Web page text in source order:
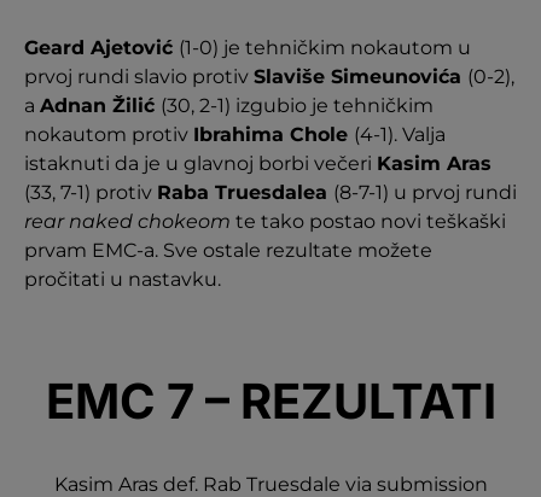
Geard Ajetović (1-0) je tehničkim nokautom u
prvoj rundi slavio protiv Slaviše Simeunovića (0-2),
a Adnan Žilić (30, 2-1) izgubio je tehničkim
nokautom protiv Ibrahima Chole (4-1). Valja
istaknuti da je u glavnoj borbi večeri Kasim Aras
(33, 7-1) protiv Raba Truesdalea (8-7-1) u prvoj rundi
rear naked chokeom te tako postao novi teškaški
prvam EMC-a. Sve ostale rezultate možete
pročitati u nastavku.
EMC 7 – REZULTATI
Kasim Aras def. Rab Truesdale via submission